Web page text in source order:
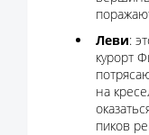
Леви:
курорт
на
пиков